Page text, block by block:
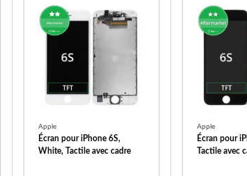
Apple
Écran pour iPhone 6S,
White, Tactile avec cadre
Apple
Écran pour
Tactile avec